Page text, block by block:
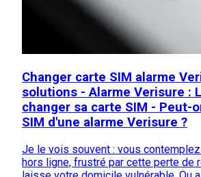
Changer carte SIM alarme
solutions - Alarme Verisure :
changer sa carte SIM - Peut-
SIM d'une alarme Verisure ?
Je le vois souvent : vous
hors ligne, frustré par cette perte de